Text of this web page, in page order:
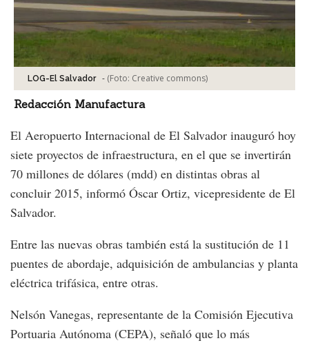
LOG-El Salvador - (Foto: Creative commons)
Redacción Manufactura
El Aeropuerto Internacional de El Salvador inauguró hoy
siete proyectos de infraestructura, en el que se invertirán
70 millones de dólares (mdd) en distintas obras al
concluir 2015, informó Óscar Ortiz, vicepresidente de El
Salvador.
Entre las nuevas obras también está la sustitución de 11
puentes de abordaje, adquisición de ambulancias y planta
eléctrica trifásica, entre otras.
Nelsón Vanegas, representante de la Comisión Ejecutiva
Portuaria Autónoma (CEPA), señaló que lo más